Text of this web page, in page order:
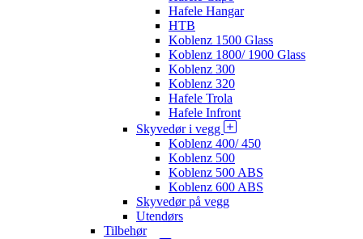
Hafele Hangar
HTB
Koblenz 1500 Glass
Koblenz 1800/ 1900 Glass
Koblenz 300
Koblenz 320
Hafele Trola
Hafele Infront
Skyvedør i vegg
Koblenz 400/ 450
Koblenz 500
Koblenz 500 ABS
Koblenz 600 ABS
Skyvedør på vegg
Utendørs
Tilbehør